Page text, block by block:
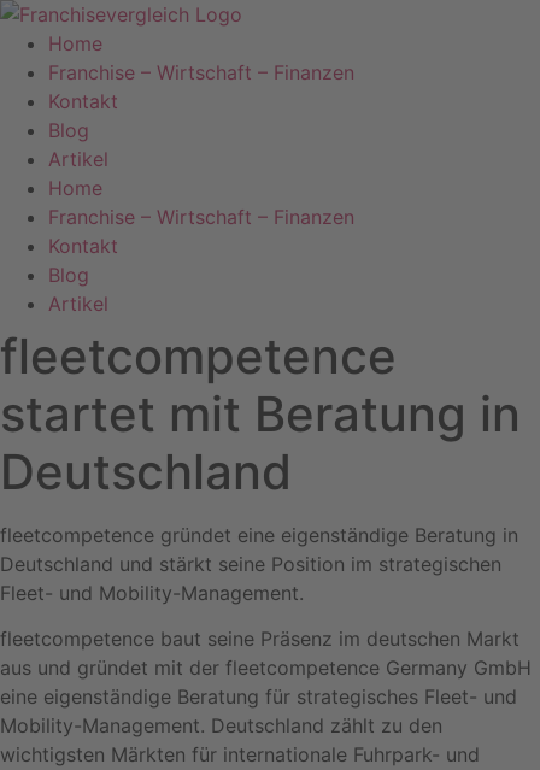
Zum
Inhalt
springen
Home
Franchise – Wirtschaft – Finanzen
Kontakt
Blog
Artikel
Home
Franchise – Wirtschaft – Finanzen
Kontakt
Blog
Artikel
fleetcompetence
startet mit Beratung in
Deutschland
fleetcompetence gründet eine eigenständige Beratung in
Deutschland und stärkt seine Position im strategischen
Fleet- und Mobility-Management.
fleetcompetence baut seine Präsenz im deutschen Markt
aus und gründet mit der fleetcompetence Germany GmbH
eine eigenständige Beratung für strategisches Fleet- und
Mobility-Management. Deutschland zählt zu den
wichtigsten Märkten für internationale Fuhrpark- und